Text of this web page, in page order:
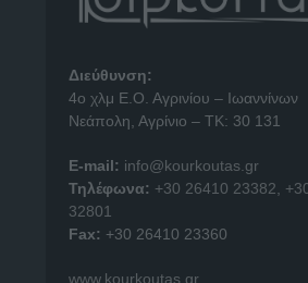
Διεύθυνση:
4o χλμ Ε.Ο. Αγρινίου – Ιωαννίνων
Νεάπολη, Αγρίνιο – ΤΚ: 30 131
E-mail: info@kourkoutas.gr
Τηλέφωνα: +30 26410 23382
32801
Fax: +30 26410 23360
www.kourkoutas.gr